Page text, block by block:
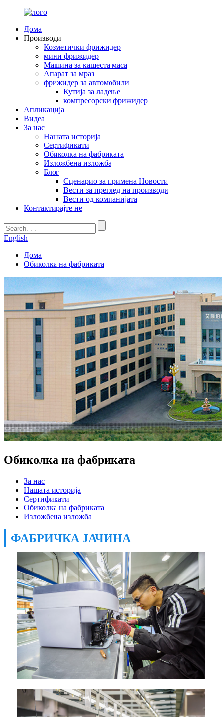
Дома
Производи
Козметички фрижидер
мини фрижидер
Машина за кашеста маса
Апарат за мраз
фрижидер за автомобили
Кутија за ладење
компресорски фрижидер
Апликација
Видеа
За нас
Нашата историја
Сертификати
Обиколка на фабриката
Изложбена изложба
Блог
Сценарио за примена Новости
Вести за преглед на производи
Вести од компанијата
Контактирајте не
English
Дома
Обиколка на фабриката
Обиколка на фабриката
За нас
Нашата историја
Сертификати
Обиколка на фабриката
Изложбена изложба
ФАБРИЧКА ЈАЧИНА